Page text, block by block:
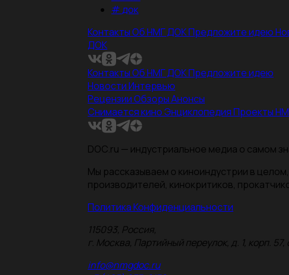
#док
КонтактыОб НМГ ДОКПредложите идею
ДОК
КонтактыОб НМГ ДОКПредложите идею
НовостиИнтервью
РецензииОбзорыАнонсы
Снимается кино ЭнциклопедияПроекты
DOC.ru — индустриальное медиа о самом
Мы рассказываем о киноиндустрии в
производителей, кинокритиков,
Политика Конфиденциальности
115093, Россия,
г. Москва, Партийный переулок, д. 1, корп. 57,
info@nmgdoc.ru